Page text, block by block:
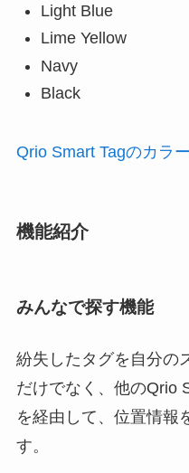
Light Blue
Lime Yellow
Navy
Black
Qrio Smart Tagのカラ
機能紹介
みんなで探す機能
紛失したタグを自分の
だけでなく、他のQrio
を経由して、位置情報
す。